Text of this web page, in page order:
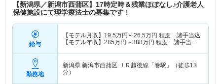
【新潟県／新潟市西蒲区】17時定時＆残業ほぼなし♪介護老人
保健施設にて理学療法士の募集です！
給与
【モデル月収】 19.5万円～26.5万円 程度 諸手当込
【モデル年収】 285万円～388万円 程度 諸手当・
勤務地
新潟県 新潟市西蒲区 ＪＲ越後線「巻駅」（徒歩13
分）